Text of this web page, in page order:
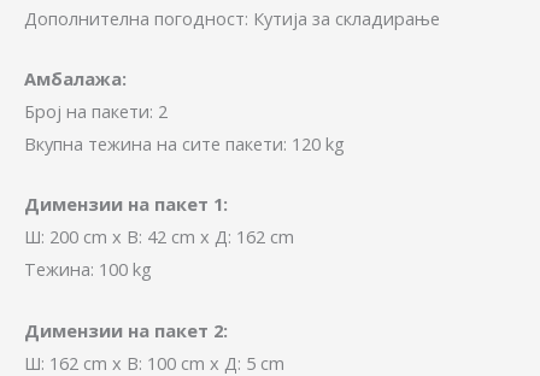
Дополнителна погодност: Кутија за складирање
Амбалажа:
Број на пакети: 2
Вкупна тежина на сите пакети: 120 kg
Димензии на пакет 1:
Ш: 200 cm x В: 42 cm x Д: 162 cm
Тежина: 100 kg
Димензии на пакет 2:
Ш: 162 cm x В: 100 cm x Д: 5 cm